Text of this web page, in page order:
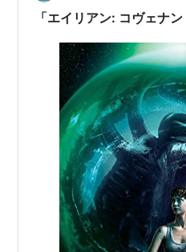
「エイリアン: コヴェナ